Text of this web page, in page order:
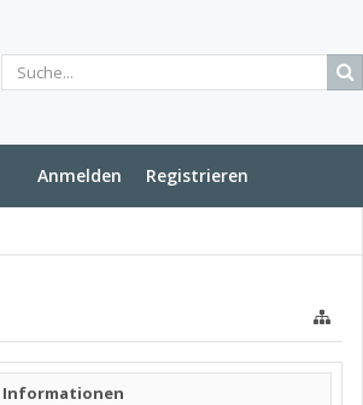
Anmelden Registrieren
Informationen